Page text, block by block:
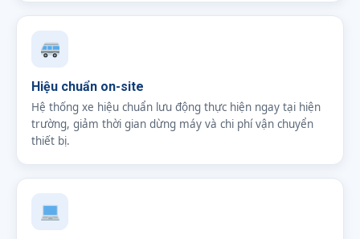
Hiệu chuẩn on-site
Hệ thống xe hiệu chuẩn lưu động thực hiện ngay tại hiện
trường, giảm thời gian dừng máy và chi phí vận chuyển
thiết bị.